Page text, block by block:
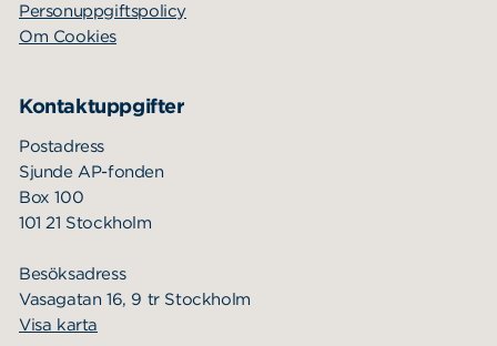
Personuppgiftspolicy
Om Cookies
Kontaktuppgifter
Postadress
Sjunde AP-fonden
Box 100
101 21 Stockholm
Besöksadress
Vasagatan 16, 9 tr Stockholm
Visa karta